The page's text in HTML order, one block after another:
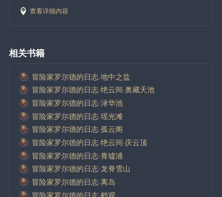
查看详细内容
相关书籍
冒险家罗尔德的日志·地中之盐
冒险家罗尔德的日志·绝云间·奥藏天池
冒险家罗尔德的日志·渌华池
冒险家罗尔德的日志·瑶光滩
冒险家罗尔德的日志·孤云阁
冒险家罗尔德的日志·绝云间·庆云顶
冒险家罗尔德的日志·青墟浦
冒险家罗尔德的日志·龙脊雪山
冒险家罗尔德的日志·离岛
冒险家罗尔德的日志·鹤观